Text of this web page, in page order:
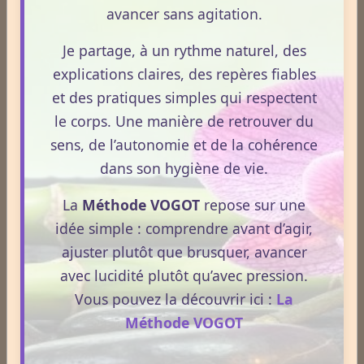
Huile de CBD et médicaments : quels effets sur votre
métabolisme ?
Le CBD suscite un intérêt croissant, notamment
lorsqu’il est question de métabolisme et de prise de
médicaments. Pourtant, la compréhension de ces
interactions reste souvent floue. En 2026, le cadre
légal français impose des règles strictes : seuls les
usages externes du CBD sont autorisés. Cet article
propose une mise au point claire et accessible pour
comprendre comment le CBD s’inscrit dans une
démarche de prévention, sans ingestion et sans
allégations thérapeutiques.
Lire la suite
CBD et douleurs – Apprenez à bien maîtriser le concept.
Le 13/05/2026
Le CBD suscite un intérêt croissant lorsqu’il est
question de douleurs et de bien‑être. Pourtant, son
avancer sans agitation.
Je partage, à un rythme naturel, des
explications claires, des repères fiables
et des pratiques simples qui respectent
le corps. Une manière de retrouver du
sens, de l’autonomie et de la cohérence
dans son hygiène de vie.
La Méthode VOGOT repose sur une
idée simple : comprendre avant d’agir,
ajuster plutôt que brusquer, avancer
avec lucidité plutôt qu’avec pression.
Vous pouvez la découvrir ici : La
Méthode VOGOT